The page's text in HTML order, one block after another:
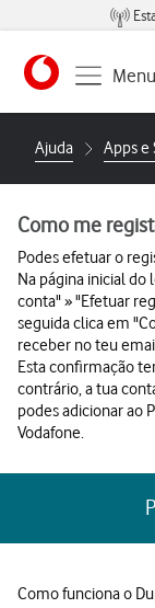
https://
Menu
Ajuda Apps e
Como me
Podes efetuar o
Na página inicial do
conta" » "Efetuar
seguida clica em
receber no teu
Esta confirmação
contrário, a tua
podes adicionar ao
Vodafone.
Como funciona o